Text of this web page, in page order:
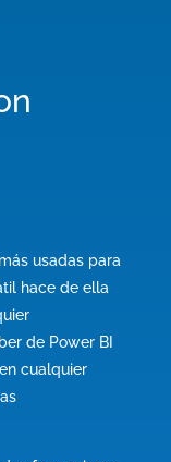
usadas para
hace de ella
de Power BI
cualquier